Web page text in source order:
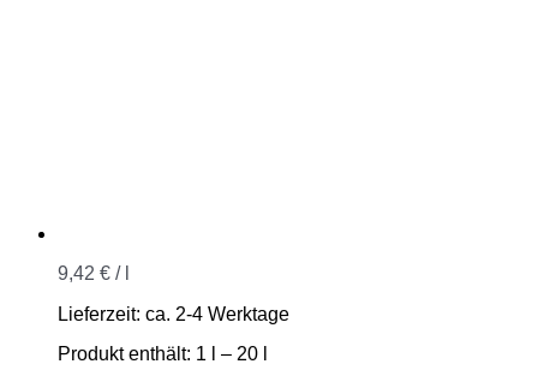
9,42 € /
Lieferzeit: ca. 2-4 Werktage
Produkt enthält: 1
– 20